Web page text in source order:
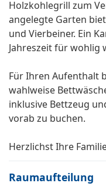
Holzkohlegrill zum
angelegte Garten
und Vierbeiner. Ein
Jahreszeit für wohlig
Für Ihren Aufenthalt
wahlweise
inklusive Bettzeug
vorab zu buchen.
Herzlichst Ihre
Raumaufteilung